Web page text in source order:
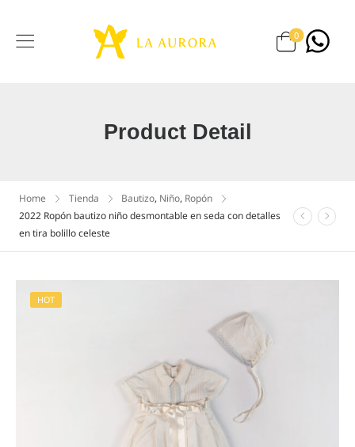
0
Product Detail
Home Tienda Bautizo, Niño, Ropón
2022 Ropón bautizo niño desmontable en seda con detalles
en tira bolillo celeste
HOT